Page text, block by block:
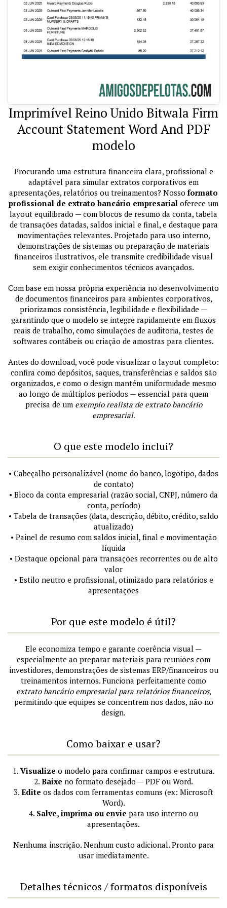
Imprimível Reino Unido Bitwala Firm
Account Statement Word And PDF
modelo
Procurando uma estrutura financeira clara, profissional e
adaptável para simular extratos corporativos em
apresentações, relatórios ou treinamentos? Nosso formato
profissional de extrato bancário empresarial oferece um
layout equilibrado — com blocos de resumo da conta, tabela
de transações datadas, saldos inicial e final, e destaque para
movimentações relevantes. Projetado para uso interno,
demonstrações de sistemas ou preparação de materiais
financeiros ilustrativos, ele transmite credibilidade visual
sem exigir conhecimentos técnicos avançados.
Com base em nossa própria experiência no desenvolvimento
de documentos financeiros para ambientes corporativos,
priorizamos consistência, legibilidade e flexibilidade —
garantindo que o modelo se integre rapidamente em fluxos
reais de trabalho, como simulações de auditoria, testes de
softwares contábeis ou criação de amostras para clientes.
Antes do download, você pode visualizar o layout completo:
confira como depósitos, saques, transferências e saldos são
organizados, e como o design mantém uniformidade mesmo
ao longo de múltiplos períodos — essencial para quem
precisa de um exemplo realista de extrato bancário
empresarial.
O que este modelo inclui?
• Cabeçalho personalizável (nome do banco, logotipo, dados
de contato)
• Bloco da conta empresarial (razão social, CNPJ, número da
conta, período)
• Tabela de transações (data, descrição, débito, crédito, saldo
atualizado)
• Painel de resumo com saldos inicial, final e movimentação
líquida
• Destaque opcional para transações recorrentes ou de alto
valor
• Estilo neutro e profissional, otimizado para relatórios e
apresentações
Por que este modelo é útil?
Ele economiza tempo e garante coerência visual —
especialmente ao preparar materiais para reuniões com
investidores, demonstrações de sistemas ERP/financeiros ou
treinamentos internos. Funciona perfeitamente como
extrato bancário empresarial para relatórios financeiros,
permitindo que equipes se concentrem nos dados, não no
design.
Como baixar e usar?
1. Visualize o modelo para confirmar campos e estrutura.
2. Baixe no formato desejado — PDF ou Word.
3. Edite os dados com ferramentas comuns (ex: Microsoft
Word).
4. Salve, imprima ou envie para uso interno ou
apresentações.
Nenhuma inscrição. Nenhum custo adicional. Pronto para
usar imediatamente.
Detalhes técnicos / formatos disponíveis